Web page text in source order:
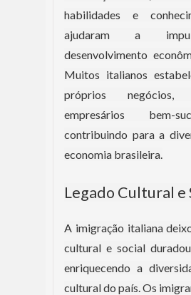
habilidades e
ajudaram a
desenvolvimento
Muitos italianos
próprios negócios,
empresários bem-
contribuindo para a
economia brasileira.
Legado Cultural e
A imigração italiana
cultural e social
enriquecendo a
cultural do país. Os